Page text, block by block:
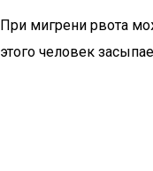
При мигрени рвота
этого человек